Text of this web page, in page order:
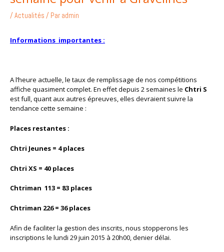
/Actualités / Par admin
Informations importantes :
A l‘heure actuelle, le taux de remplissage de nos compétitions
affiche quasiment complet. En effet depuis 2 semaines le Chtri S
est full, quant aux autres épreuves, elles devraient suivre la
tendance cette semaine :
Places restantes :
Chtri Jeunes = 4 places
Chtri XS = 40 places
Chtriman 113 = 83 places
Chtriman 226 = 36 places
Afin de faciliter la gestion des inscrits, nous stopperons les
inscriptions le lundi 29 juin 2015 à 20h00, denier délai.